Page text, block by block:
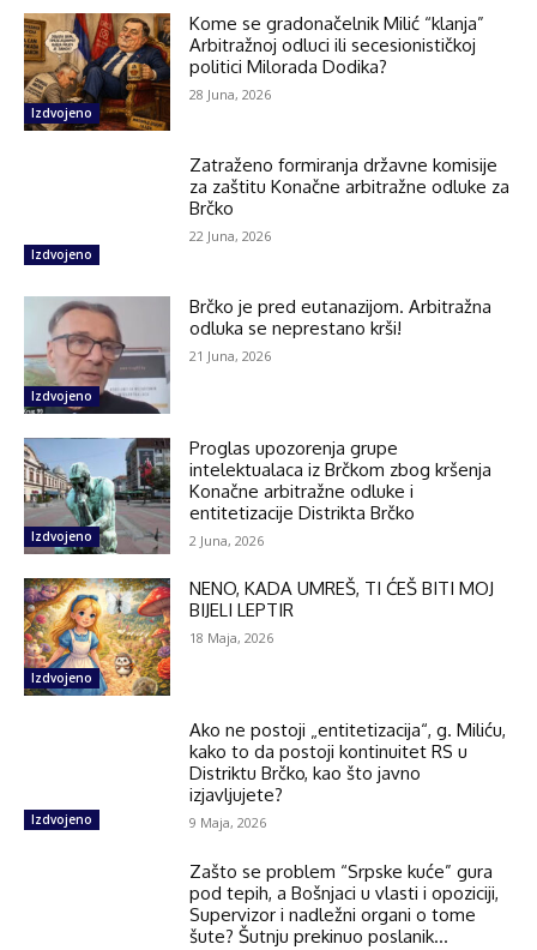
Izdvojeno
Kome se gradonačelnik Milić “klanja”
Arbitražnoj odluci ili secesionističkoj
politici Milorada Dodika?
28 Juna, 2026
Izdvojeno
Zatraženo formiranja državne komisije
za zaštitu Konačne arbitražne odluke za
Brčko
22 Juna, 2026
Izdvojeno
Brčko je pred eutanazijom. Arbitražna
odluka se neprestano krši!
21 Juna, 2026
Izdvojeno
Proglas upozorenja grupe
intelektualaca iz Brčkom zbog kršenja
Konačne arbitražne odluke i
entitetizacije Distrikta Brčko
2 Juna, 2026
Izdvojeno
NENO, KADA UMREŠ, TI ĆEŠ BITI MOJ
BIJELI LEPTIR
18 Maja, 2026
Izdvojeno
Ako ne postoji „entitetizacija“, g. Miliću,
kako to da postoji kontinuitet RS u
Distriktu Brčko, kao što javno
izjavljujete?
9 Maja, 2026
Zašto se problem “Srpske kuće” gura
pod tepih, a Bošnjaci u vlasti i opoziciji,
Supervizor i nadležni organi o tome
šute? Šutnju prekinuo poslanik...